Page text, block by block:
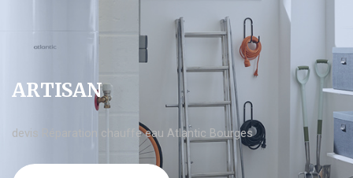
ARTISAN
devis Réparation chauffe eau Atlantic Bourges